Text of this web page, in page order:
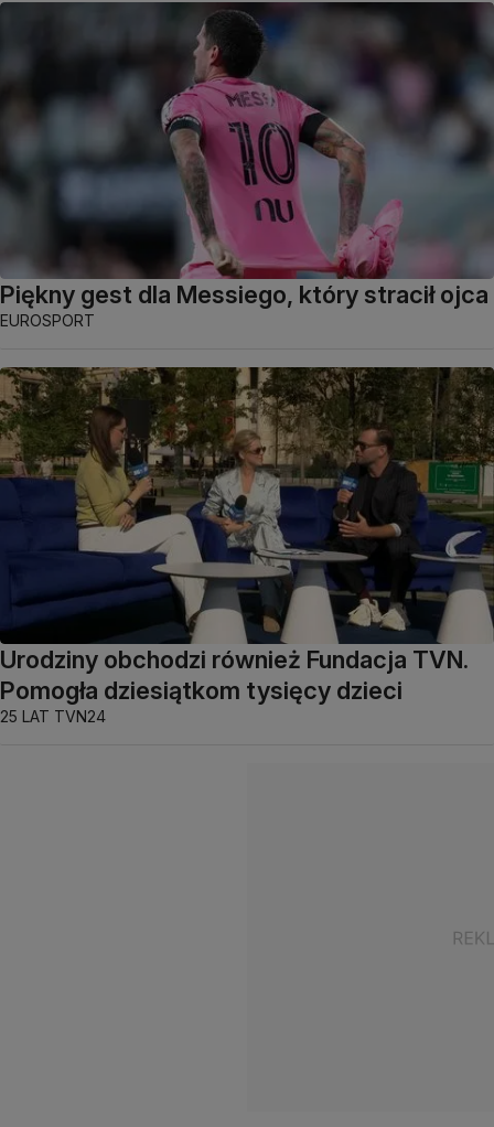
Piękny gest dla Messiego, który stracił ojca
EUROSPORT
Urodziny obchodzi również Fundacja TVN.
Pomogła dziesiątkom tysięcy dzieci
25 LAT TVN24